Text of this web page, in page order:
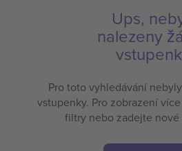
Ups,
nalezeny
Pro toto vyhledávání
vstupenky. Pro zobrazení
filtry nebo zadejte